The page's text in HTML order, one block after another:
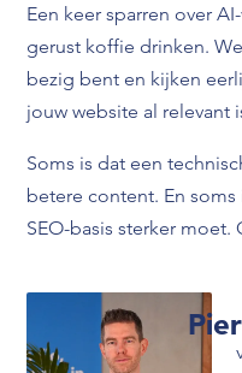
Een keer sparren over
gerust koffie drinken.
bezig bent en kijken
jouw website al relevant
Soms is dat een
betere content. En
SEO-basis sterker
Pier